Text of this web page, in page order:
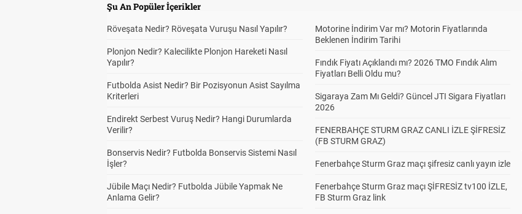
Şu An Popüler İçerikler
Röveşata Nedir? Röveşata Vuruşu Nasıl Yapılır?
Plonjon Nedir? Kalecilikte Plonjon Hareketi Nasıl
Yapılır?
Futbolda Asist Nedir? Bir Pozisyonun Asist Sayılma
Kriterleri
Endirekt Serbest Vuruş Nedir? Hangi Durumlarda
Verilir?
Bonservis Nedir? Futbolda Bonservis Sistemi Nasıl
İşler?
Jübile Maçı Nedir? Futbolda Jübile Yapmak Ne
Anlama Gelir?
Motorine İndirim Var mı? Motorin Fiyatlarında
Beklenen İndirim Tarihi
Fındık Fiyatı Açıklandı mı? 2026 TMO Fındık Alım
Fiyatları Belli Oldu mu?
Sigaraya Zam Mı Geldi? Güncel JTI Sigara Fiyatları
2026
FENERBAHÇE STURM GRAZ CANLI İZLE ŞİFRESİZ
(FB STURM GRAZ)
Fenerbahçe Sturm Graz maçı şifresiz canlı yayın izle
Fenerbahçe Sturm Graz maçı ŞİFRESİZ tv100 İZLE,
FB Sturm Graz link